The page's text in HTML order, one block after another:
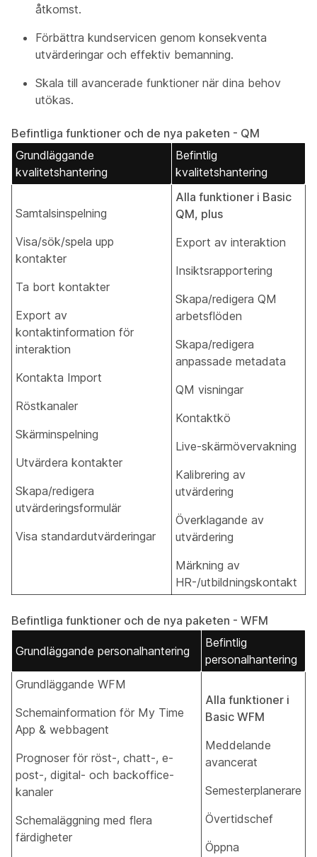
åtkomst.
Förbättra kundservicen genom konsekventa
utvärderingar och effektiv bemanning.
Skala till avancerade funktioner när dina behov
utökas.
Befintliga funktioner och de nya paketen - QM
Grundläggande
kvalitetshantering
Befintlig
kvalitetshantering
Samtalsinspelning
Visa/sök/spela upp
kontakter
Ta bort kontakter
Export av
kontaktinformation för
interaktion
Kontakta Import
Röstkanaler
Skärminspelning
Utvärdera kontakter
Skapa/redigera
utvärderingsformulär
Visa standardutvärderingar
Alla funktioner i Basic
QM, plus
Export av interaktion
Insiktsrapportering
Skapa/redigera QM
arbetsflöden
Skapa/redigera
anpassade metadata
QM visningar
Kontaktkö
Live-skärmövervakning
Kalibrering av
utvärdering
Överklagande av
utvärdering
Märkning av
HR-/utbildningskontakt
Befintliga funktioner och de nya paketen - WFM
Grundläggande personalhantering
Befintlig
personalhantering
Grundläggande WFM
Schemainformation för My Time
App & webbagent
Prognoser för röst-, chatt-, e-
post-, digital- och backoffice-
kanaler
Schemaläggning med flera
färdigheter
Alla funktioner i
Basic WFM
Meddelande
avancerat
Semesterplanerare
Övertidschef
Öppna